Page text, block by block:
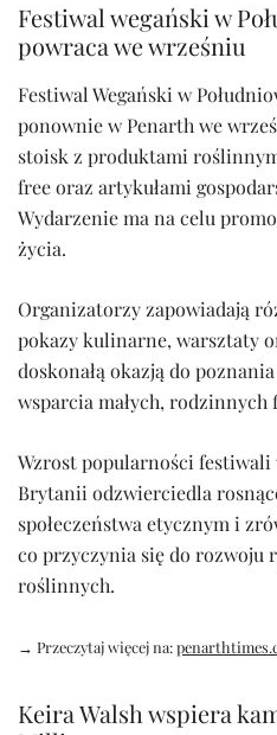
Festiwal wegański w
powraca we wrześniu
Festiwal Wegański w
ponownie w Penarth we
stoisk z produktami
free oraz artykułami
Wydarzenie ma na celu
życia.
Organizatorzy zapowiadają
pokazy kulinarne, warsztaty
doskonałą okazją do
wsparcia małych, rodzinnych
Wzrost popularności festiwali
Brytanii odzwierciedla
społeczeństwa etycznym i
co przyczynia się do rozwoju
roślinnych.
→ Przeczytaj więcej na:
Keira Walsh wspiera